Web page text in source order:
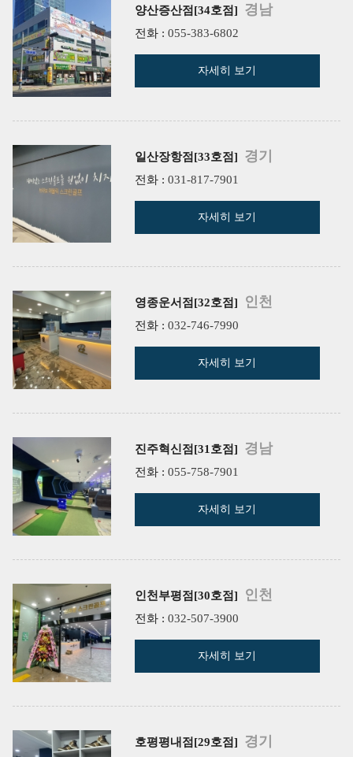
양산증산점[34호점] 경남
전화 : 055-383-6802
자세히 보기
일산장항점[33호점] 경기
전화 : 031-817-7901
자세히 보기
영종운서점[32호점] 인천
전화 : 032-746-7990
자세히 보기
진주혁신점[31호점] 경남
전화 : 055-758-7901
자세히 보기
인천부평점[30호점] 인천
전화 : 032-507-3900
자세히 보기
호평평내점[29호점] 경기